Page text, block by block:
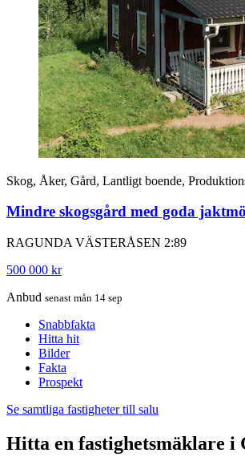
Skog, Åker, Gård, Lantligt boende,
Mindre skogsgård med goda
RAGUNDA VÄSTERÅSEN 2:89
500 000 kr
Anbud senast mån 14 sep
Snabbfakta
Hitta hit
Bilder
Fakta
Prospekt
Se samtliga fastigheter till salu
Hitta en fastighetsmäklare i